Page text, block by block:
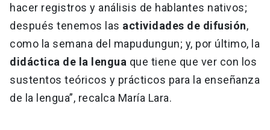
hacer registros y análisis de hablantes nativos;
después tenemos las actividades de difusión,
como la semana del mapudungun; y, por último, la
didáctica de la lengua que tiene que ver con los
sustentos teóricos y prácticos para la enseñanza
de la lengua”, recalca María Lara.